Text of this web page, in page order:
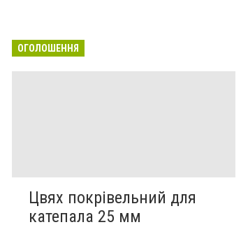
ОГОЛОШЕННЯ
Цвях покрівельний для
катепала 25 мм